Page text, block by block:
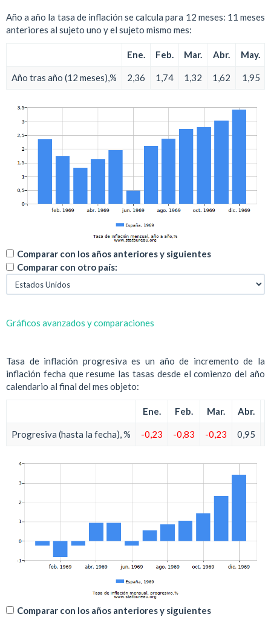
Año a año la tasa de inflación se calcula para 12 meses: 11 meses
anteriores al sujeto uno y el sujeto mismo mes:
Ene. Feb. Mar. Abr. May.
Año tras año (12 meses),% 2,36 1,74 1,32 1,62 1,95
Comparar con los años anteriores y siguientes
Comparar con otro país:
Gráficos avanzados y comparaciones
Tasa de inflación progresiva es un año de incremento de la
inflación fecha que resume las tasas desde el comienzo del año
calendario al final del mes objeto:
Ene. Feb. Mar. Abr.
Progresiva (hasta la fecha), % -0,23 -0,83 -0,23 0,95
Comparar con los años anteriores y siguientes